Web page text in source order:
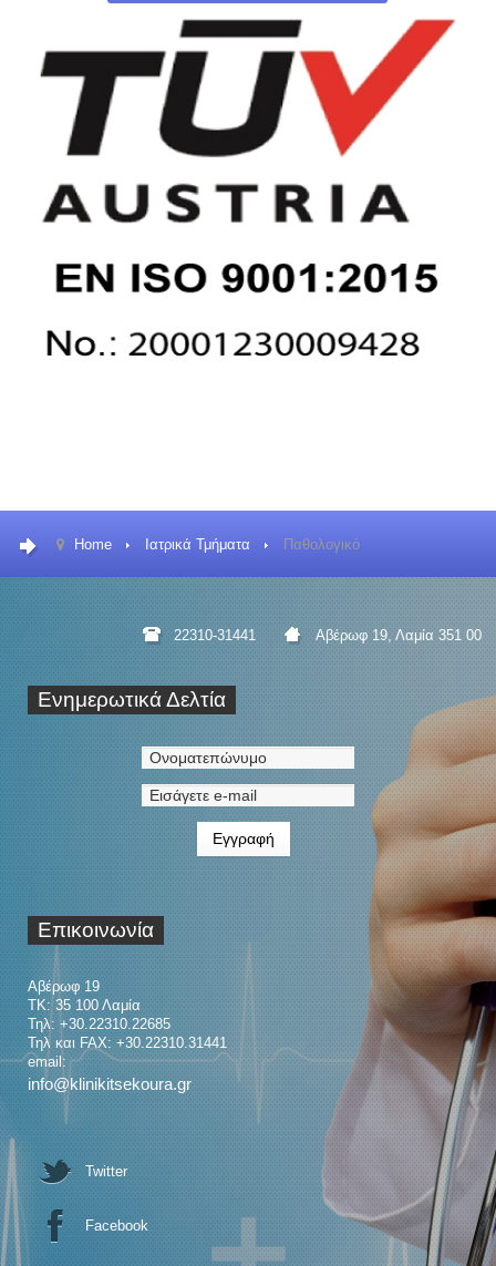
Home Ιατρικά Τμήματα Παθολογικό
Αβέρωφ 19, Λαμία 351 00
22310-31441
ΕνημερωτικάΔελτία
Επικοινωνία
Αβέρωφ 19
ΤΚ: 35 100 Λαμία
Τηλ: +30.22310.22685
Τηλ και FAX: +30.22310.31441
email:
info@klinikitsekoura.gr
Twitter
Facebook